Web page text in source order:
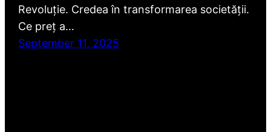
Revoluție. Credea în transformarea societății.
Ce preț a…
September 11, 2025